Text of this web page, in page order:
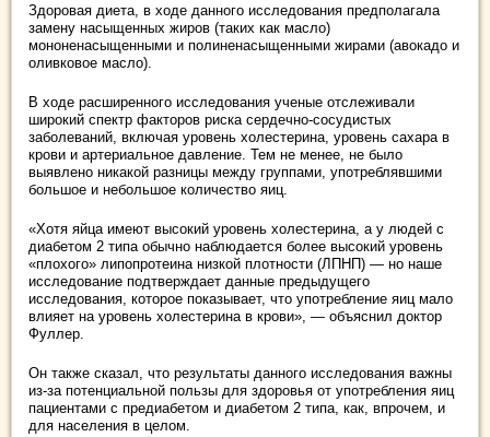
Здоровая диета, в ходе данного исследования предполагала
замену насыщенных жиров (таких как масло)
мононенасыщенными и полиненасыщенными жирами (авокадо и
оливковое масло).
В ходе расширенного исследования ученые отслеживали
широкий спектр факторов риска сердечно-сосудистых
заболеваний, включая уровень холестерина, уровень сахара в
крови и артериальное давление. Тем не менее, не было
выявлено никакой разницы между группами, употреблявшими
большое и небольшое количество яиц.
«Хотя яйца имеют высокий уровень холестерина, а у людей с
диабетом 2 типа обычно наблюдается более высокий уровень
«плохого» липопротеина низкой плотности (ЛПНП) — но наше
исследование подтверждает данные предыдущего
исследования, которое показывает, что употребление яиц мало
влияет на уровень холестерина в крови», — объяснил доктор
Фуллер.
Он также сказал, что результаты данного исследования важны
из-за потенциальной пользы для здоровья от употребления яиц
пациентами с предиабетом и диабетом 2 типа, как, впрочем, и
для населения в целом.